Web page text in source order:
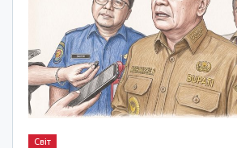
Світ